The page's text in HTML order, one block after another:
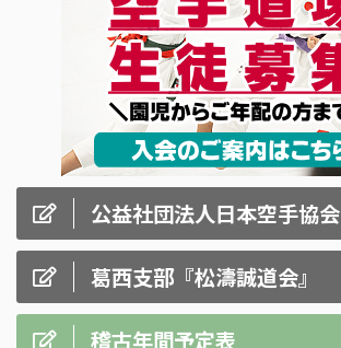
公益社団法人日本空手協会
葛西支部『松濤誠道会』
稽古年間予定表